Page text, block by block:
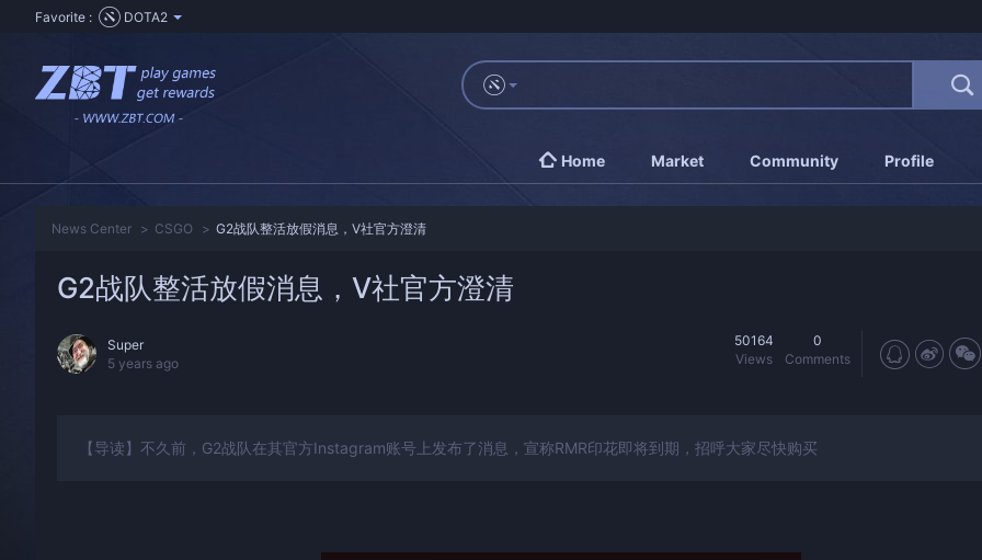
Favorite : DOTA2
Home Market Community Profile
News Center CSGO G2战队整活放假消息，V社官方澄清
G2战队整活放假消息，V社官方澄清
Super
5 years ago
50164
Views
0
Comments
【导读】不久前，G2战队在其官方Instagram账号上发布了消息，宣称RMR印花即将到期，招呼大家尽快购买